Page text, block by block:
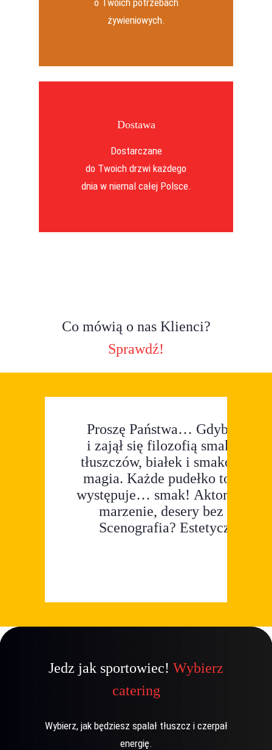
o Twoich potrzebach
żywieniowych.
Dostawa
Dostarczane
do Twoich drzwi każdego
dnia w niemal całej Polsce.
Co mówią o nas Klienci?
Sprawdź!
Proszę Państwa… Gdyby
i zajął się filozofią smaku. To
tłuszczów, białek i smaków,
magia. Każde pudełko to
występuje… smak! Aktorzy?
marzenie, desery bez cukru,
Scenografia? Estetyczna,
Jedz jak sportowiec! Wybierz
catering
Wybierz, jak będziesz spalał tłuszcz i czerpał
energię.